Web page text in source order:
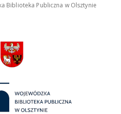
Biblioteka Publiczna w Olsztynie